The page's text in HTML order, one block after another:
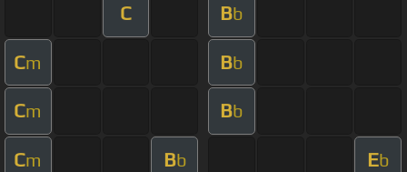
C Bb
Cm Bb
Cm Bb
Cm Bb Eb